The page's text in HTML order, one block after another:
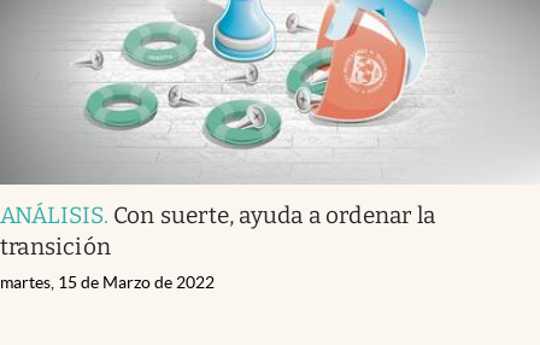
ANÁLISIS. Con suerte, ayuda a ordenar la
transición
martes, 15 de Marzo de 2022